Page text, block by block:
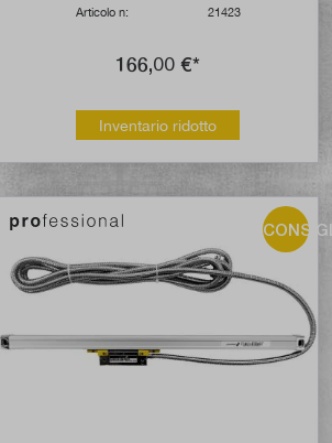
Articolo n: 21423
166,00 €*
Inventario ridotto